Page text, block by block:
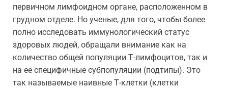
первичном лимфоидном органе, расположенном в
грудном отделе. Но ученые, для того, чтобы более
полно исследовать иммунологический статус
здоровых людей, обращали внимание как на
количество общей популяции Т-лимфоцитов, так и
на ее специфичные субпопуляции (подтипы). Это
так называемые наивные Т-клетки (клетки